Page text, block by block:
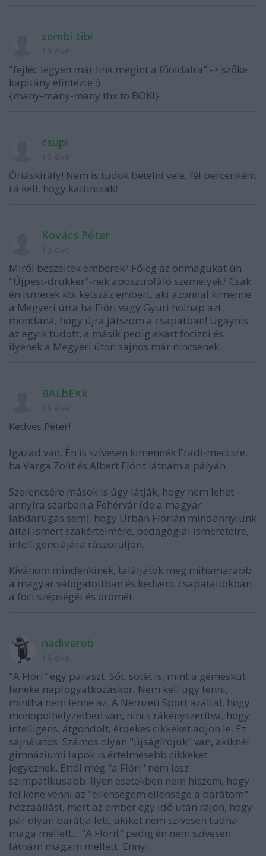
zombi tibi
"fejléc legyen már link megint a főoldalra" -> szőke
kapitány elintézte :)
{many-many-many thx to BOKI}
csupi
Óriáskirály! Nem is tudok betelni vele, fél percenként
rá kell, hogy kattintsak!
Kovács Péter
Miről beszéltek emberek? Főleg az önmagukat ún.
"Újpest-drukker"-nek aposztrofáló személyek? Csak
én ismerek kb. kétszáz embert, aki azonnal kimenne
a Megyeri útra ha Flóri vagy Gyuri holnap azt
mondaná, hogy újra játszom a csapatban! Ugaynis
az egyik tudott, a másik pedig akart focizni és
ilyenek a Megyeri úton sajnos már nincsenek.
BALbEKk
Kedves Péter!
Igazad van. Én is szívesen kimennék Fradi-meccsre,
ha Varga Zolit és Albert Flórit látnám a pályán.
Szerencsére mások is úgy látják, hogy nem lehet
annyira szarban a Fehérvár (de a magyar
labdarúgás sem), hogy Urbán Flórián mindannyiunk
által ismert szakértelmére, pedagógiai ismereteire,
intelligenciájára rászoruljon.
Kívánom mindenkinek, találjátok meg mihamarabb
a magyar válogatottban és kedvenc csapataitokban
a foci szépségét és örömét.
nadivereb
"A Flóri" egy paraszt. Sőt, sötét is, mint a gémeskút
feneke napfogyatkozáskor. Nem kell úgy tenni,
mintha nem lenne az. A Nemzeti Sport azáltal, hogy
monopolhelyzetben van, nincs rákényszerítva, hogy
intelligens, átgondolt, érdekes cikkeket adjon le. Ez
sajnálatos. Számos olyan "újságírójuk" van, akiknél
gimnáziumi lapok is értelmesebb cikkeket
jegyeznek. Ettől még "a Flóri" nem lesz
szimpatikusabb. Ilyen esetekben nem hiszem, hogy
fel kéne venni az "ellenségem ellensége a barátom"
hozzáállást, mert az ember egy idő után rájön, hogy
pár olyan barátja lett, akiket nem szívesen tudna
maga mellett... "A Flórit" pedig én nem szívesen
látnám magam mellett. Ennyi.